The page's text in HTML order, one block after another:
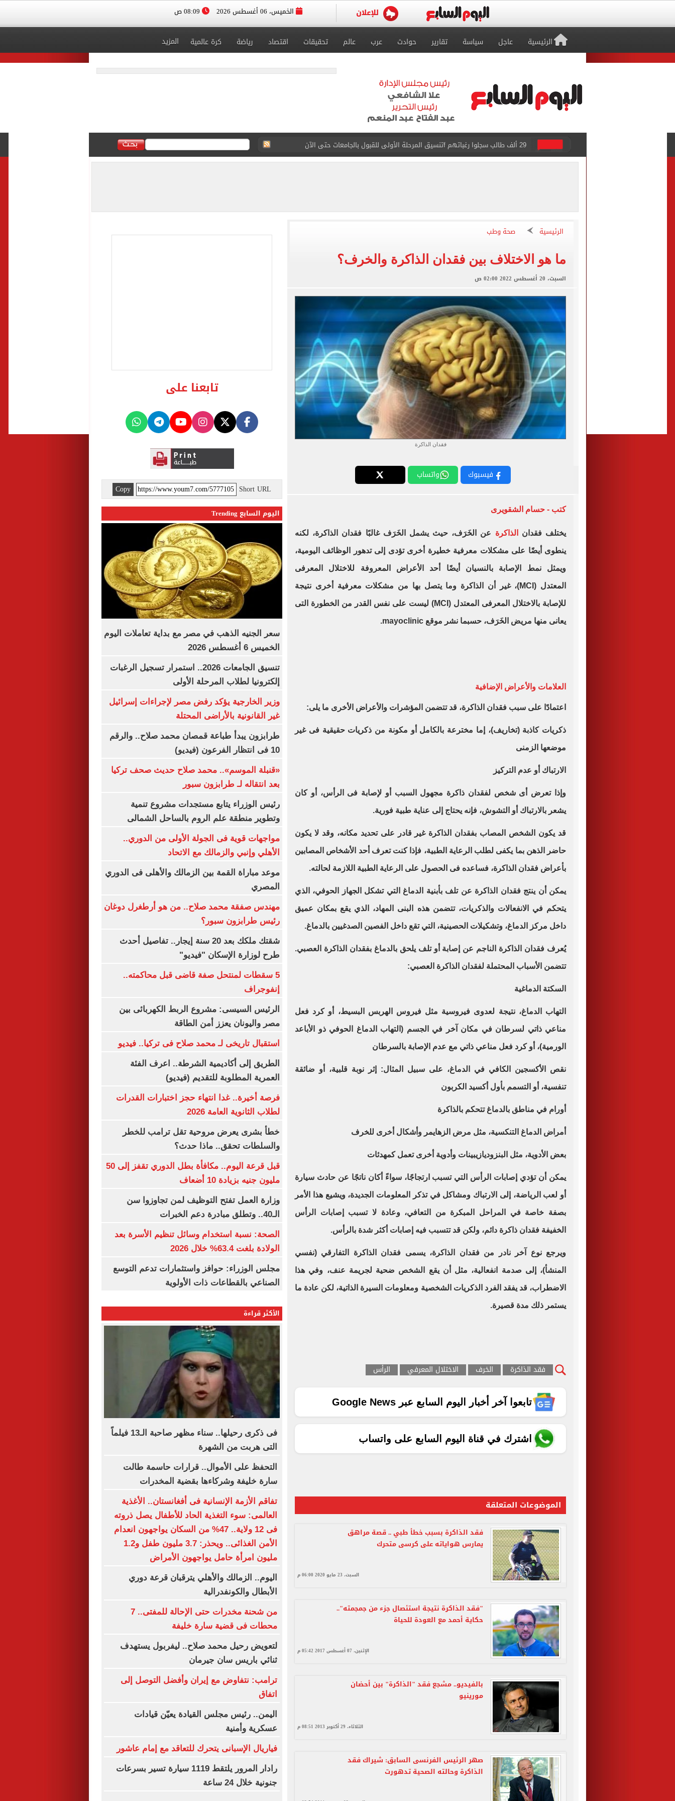
الخميس، 06 أغسطس 2026
الرئيسية عاجل سياسة تقارير حوادث عرب عالم تحقيقات اقتصاد رياضة كرة عالمية المزيد
حفلات U Arena تنطلق مع الهضبة عمرو دياب ضمن «يلا ساحل 2026» بالعلمين الجديدة
الآلاف يودعون عروس الشرقية إلى مثواها الأخير بعد وفاتها ليلة زفافها.. صور
التموين والزراعة وجهاز مستقبل مصر يعلنون طرح السكر الحر بـ25 جنيها من الغد
البنك المركزى: ارتفاع الاحتياطى الأجنبى لـ 56.3 مليار دولار نهاية يوليو
الرئيسية صحة وطب
ما هو الاختلاف بين فقدان الذاكرة والخرف؟
السبت، 20 أغسطس 2022 02:00 ص
فقدان الذاكرة
فيسبوك واتساب
كتب - حسام الشقويرى
يختلف فقدان الذاكرة عن الخَرَف، حيث يشمل الخَرَف غالبًا فقدان الذاكرة، لكنه
ينطوى أيضًا على مشكلات معرفية خطيرة أخرى تؤدى إلى تدهور الوظائف اليومية،
ويمثل نمط الإصابة بالنسيان أيضًا أحد الأعراض المعروفة للاختلال المعرفى
المعتدل (MCI)، غير أن الذاكرة وما يتصل بها من مشكلات معرفية أخرى نتيجة
للإصابة بالاختلال المعرفى المعتدل (MCI) ليست على نفس القدر من الخطورة التى
يعانى منها مريض الخَرَف، حسبما نشر موقع mayoclinic.
العلامات والأعراض الإضافية
اعتمادًا على سبب فقدان الذاكرة، قد تتضمن المؤشرات والأعراض الأخرى ما يلى:
ذكريات كاذبة (تخاريف)، إما مخترعة بالكامل أو مكونة من ذكريات حقيقية فى غير
موضعها الزمنى
الارتباك أو عدم التركيز
وإذا تعرض أى شخص لفقدان ذاكرة مجهول السبب أو لإصابة فى الرأس، أو كان
يشعر بالارتباك أو التشوش، فإنه يحتاج إلى عناية طبية فورية.
قد يكون الشخص المصاب بفقدان الذاكرة غير قادر على تحديد مكانه، وقد لا يكون
حاضر الذهن بما يكفى لطلب الرعاية الطبية، فإذا كنت تعرف أحد الأشخاص المصابين
بأعراض فقدان الذاكرة، فساعده فى الحصول على الرعاية الطبية اللازمة لحالته.
يمكن أن ينتج فقدان الذاكرة عن تلف بأبنية الدماغ التي تشكل الجهاز الحوفي، الذي
يتحكم في الانفعالات والذكريات، تتضمن هذه البنى المهاد، الذي يقع بمكان عميق
داخل مركز الدماغ، وتشكيلات الحصينية، التي تقع داخل الفصين الصدغيين بالدماغ.
يُعرف فقدان الذاكرة الناجم عن إصابة أو تلف يلحق بالدماغ بفقدان الذاكرة العصبي.
تتضمن الأسباب المحتملة لفقدان الذاكرة العصبي:
السكتة الدماغية
التهاب الدماغ، نتيجة لعدوى فيروسية مثل فيروس الهربس البسيط، أو كرد فعل
مناعي ذاتي لسرطان في مكان آخر في الجسم (التهاب الدماغ الحوفي ذو الأباعد
الورمية)، أو كرد فعل مناعي ذاتي مع عدم الإصابة بالسرطان
نقص الأكسجين الكافي في الدماغ، على سبيل المثال: إثر نوبة قلبية، أو ضائقة
تنفسية، أو التسمم بأول أكسيد الكربون
أورام في مناطق بالدماغ تتحكم بالذاكرة
أمراض الدماغ التنكسية، مثل مرض الزهايمر وأشكال أخرى للخرف
بعض الأدوية، مثل البنزوديازيبينات وأدوية أخرى تعمل كمهدئات
يمكن أن تؤدي إصابات الرأس التي تسبب ارتجاجًا، سواءً أكان ناتجًا عن حادث سيارة
أو لعب الرياضة، إلى الارتباك ومشاكل في تذكر المعلومات الجديدة، ويشيع هذا الأمر
بصفة خاصة في المراحل المبكرة من التعافي، وعادة لا تسبب إصابات الرأس
الخفيفة فقدان ذاكرة دائم، ولكن قد تتسبب فيه إصابات أكثر شدة بالرأس.
ويرجع نوع آخر نادر من فقدان الذاكرة، يسمى فقدان الذاكرة التفارقي (نفسي
المنشأ)، إلى صدمة انفعالية، مثل أن يقع الشخص ضحية لجريمة عنف، وفي هذا
الاضطراب، قد يفقد الفرد الذكريات الشخصية ومعلومات السيرة الذاتية، لكن عادة ما
يستمر ذلك مدة قصيرة.
فقد الذاكرة الخرف الاختلال المعرفي الرأس
تابعوا آخر أخبار اليوم السابع عبر Google News
اشترك في قناة اليوم السابع على واتساب
الموضوعات المتعلقة
فقد الذاكرة بسبب خطأ طبي .. قصة مراهق
يمارس هواياته على كرسى متحرك
السبت، 23 مايو 2020 06:00 م
"فقد الذاكرة نتيجة استئصال جزء من جمجمته"..
حكاية أحمد مع العودة للحياة
الإثنين، 07 أغسطس 2017 05:42 م
بالفيديو.. مشجع فقد "الذاكرة" بين أحضان
مورينيو
الثلاثاء، 29 أكتوبر 2013 08:51 م
صهر الرئيس الفرنسى السابق: شيراك فقد
الذاكرة وحالته الصحية تدهورت
تابعنا على
Short URL
Copy
اليوم السابع Trending
سعر الجنيه الذهب في مصر مع بداية تعاملات اليوم
الخميس 6 أغسطس 2026
تنسيق الجامعات 2026.. استمرار تسجيل الرغبات
إلكترونيا لطلاب المرحلة الأولى
وزير الخارجية يؤكد رفض مصر لإجراءات إسرائيل
غير القانونية بالأراضى المحتلة
طرابزون يبدأ طباعة قمصان محمد صلاح.. والرقم
10 فى انتظار الفرعون (فيديو)
«قنبلة الموسم».. محمد صلاح حديث صحف تركيا
بعد انتقاله لـ طرابزون سبور
رئيس الوزراء يتابع مستجدات مشروع تنمية
وتطوير منطقة علم الروم بالساحل الشمالى
مواجهات قوية فى الجولة الأولى من الدوري..
الأهلي وإنبي والزمالك مع الاتحاد
موعد مباراة القمة بين الزمالك والأهلى فى الدوري
المصري
مهندس صفقة محمد صلاح.. من هو أرطغرل دوغان
رئيس طرابزون سبور؟
شقتك ملكك بعد 20 سنة إيجار.. تفاصيل أحدث
طرح لوزارة الإسكان "فيديو"
5 سقطات لمنتحل صفة قاضى قبل محاكمته..
إنفوجراف
الرئيس السيسى: مشروع الربط الكهربائى بين
مصر واليونان يعزز أمن الطاقة
استقبال تاريخى لـ محمد صلاح فى تركيا.. فيديو
الطريق إلى أكاديمية الشرطة.. اعرف الفئة
العمرية المطلوبة للتقديم (فيديو)
فرصة أخيرة.. غدا انتهاء حجز اختبارات القدرات
لطلاب الثانوية العامة 2026
خطأ بشرى يعرض مروحية تقل ترامب للخطر
والسلطات تحقق.. ماذا حدث؟
قبل قرعة اليوم.. مكافأة بطل الدوري تقفز إلى 50
مليون جنيه بزيادة 10 أضعاف
وزارة العمل تفتح التوظيف لمن تجاوزوا سن
الـ40.. وتطلق مبادرة دعم الخبرات
الصحة: نسبة استخدام وسائل تنظيم الأسرة بعد
الولادة بلغت 63.4% خلال 2026
مجلس الوزراء: حوافز واستثمارات تدعم التوسع
الصناعي بالقطاعات ذات الأولوية
الأكثر قراءة
فى ذكرى رحيلها.. سناء مظهر صاحبة الـ13 فيلماً
التى هربت من الشهرة
التحفظ على الأموال.. قرارات حاسمة طالت
سارة خليفة وشركاءها بقضية المخدرات
تفاقم الأزمة الإنسانية فى أفغانستان.. الأغذية
العالمى: سوء التغذية الحاد للأطفال يصل ذروته
فى 12 ولاية.. 47% من السكان يواجهون انعدام
الأمن الغذائى.. ويحذر: 3.7 مليون طفل و1.2
مليون امرأة حامل يواجهون الأمراض
اليوم.. الزمالك والأهلي يترقبان قرعة دوري
الأبطال والكونفدرالية
من شحنة مخدرات حتى الإحالة للمفتى.. 7
محطات فى قضية سارة خليفة
لتعويض رحيل محمد صلاح.. ليفربول يستهدف
ثنائي باريس سان جيرمان
ترامب: نتفاوض مع إيران وأفضل التوصل إلى
اتفاق
اليمن.. رئيس مجلس القيادة يعيّن قيادات
عسكرية وأمنية
فياريال الإسبانى يتحرك للتعاقد مع إمام عاشور
رادار المرور يلتقط 1119 سيارة تسير بسرعات
جنونية خلال 24 ساعة